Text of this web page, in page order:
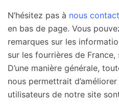
N’hésitez pas à nous
en bas de page. Vous
remarques sur les
sur les fourrières de
D’une manière générale,
nous permettrait d’améliorer
utilisateurs de notre site